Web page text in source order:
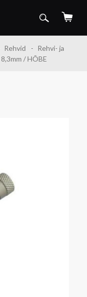
Rehvid
Rehvi- ja
/ HÕBE